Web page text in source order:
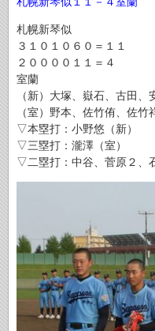
札幌新琴似
３１０１０６０＝１１
２００００１１＝４
室蘭
（新）大塚、嶽石、古田
（室）野本、佐竹侑、佐竹
▽本塁打：小野悠（新）
▽三塁打：瀧澤（室）
▽二塁打：中谷、菅原２、